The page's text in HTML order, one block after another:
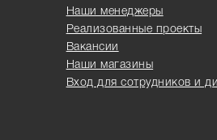
Наши менеджеры
Реализованные проекты
Вакансии
Наши магазины
Вход для сотрудников и